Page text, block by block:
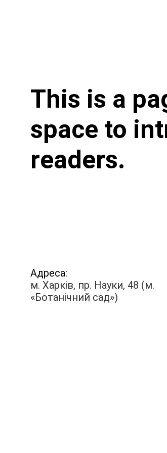
This is a
space to
readers.
Адреса:
м. Харків, пр. Науки, 48 (м.
«Ботанічний сад»)